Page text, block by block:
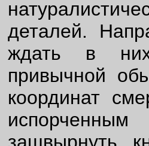
деталей.
ждать в
привычной
координат